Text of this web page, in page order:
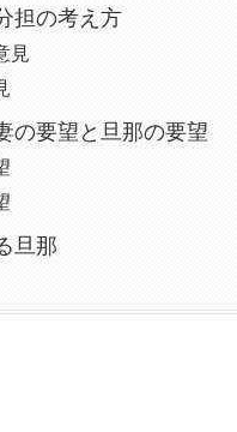
担の考え方
見
の要望と旦那の要望
旦那